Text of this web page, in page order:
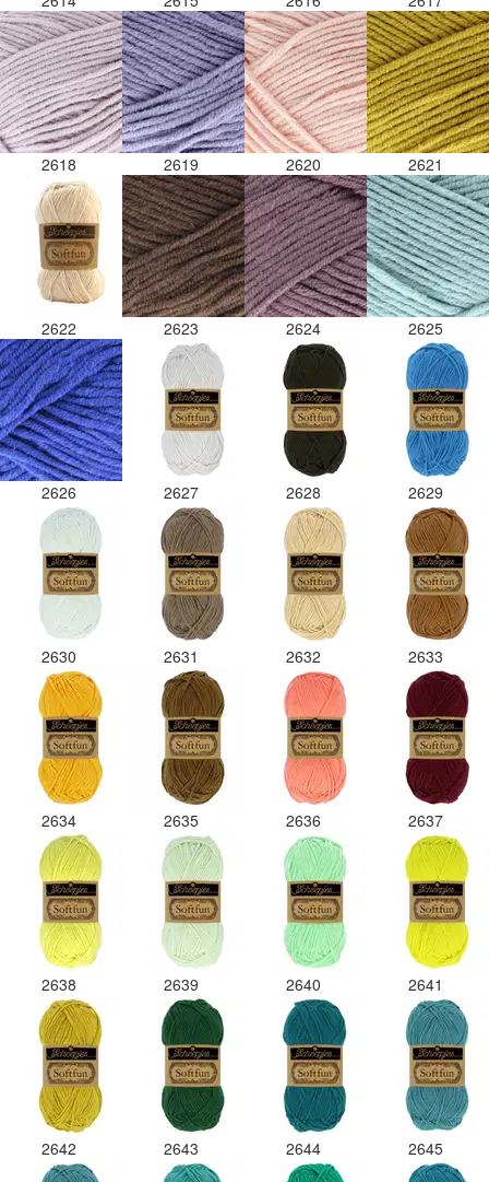
2618 2619 2620 2621
2622 2623 2624 2625
2626 2627 2628 2629
2630 2631 2632 2633
2634 2635 2636 2637
2638 2639 2640 2641
2642 2643 2644 2645